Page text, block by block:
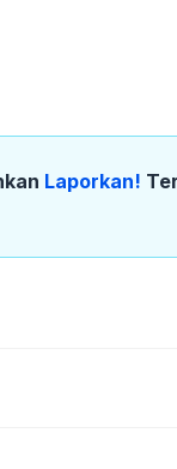
Laporkan!